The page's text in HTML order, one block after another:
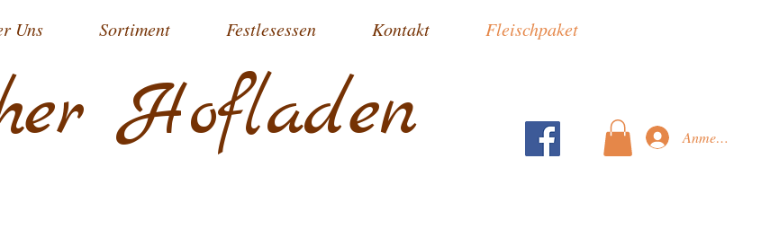
Hofladen
Uns Sortiment Festlesessen Kontakt Fleischpaket
Anmelden